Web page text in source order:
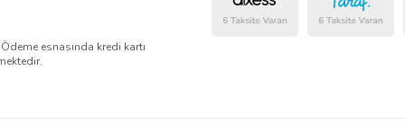
esnasında kredi kartı